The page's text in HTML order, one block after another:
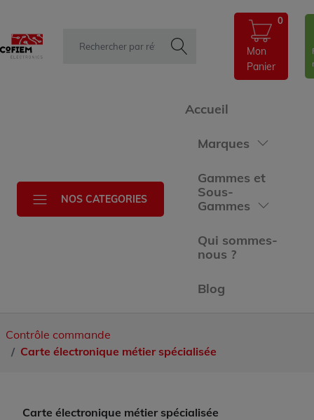
Mon
Panier
0
NOS CATEGORIES
Accueil
Marques
Gammes et
Sous-
Gammes
Qui sommes-
nous ?
Blog
Contrôle commande
Carte électronique métier spécialisée
Carte électronique métier spécialisée